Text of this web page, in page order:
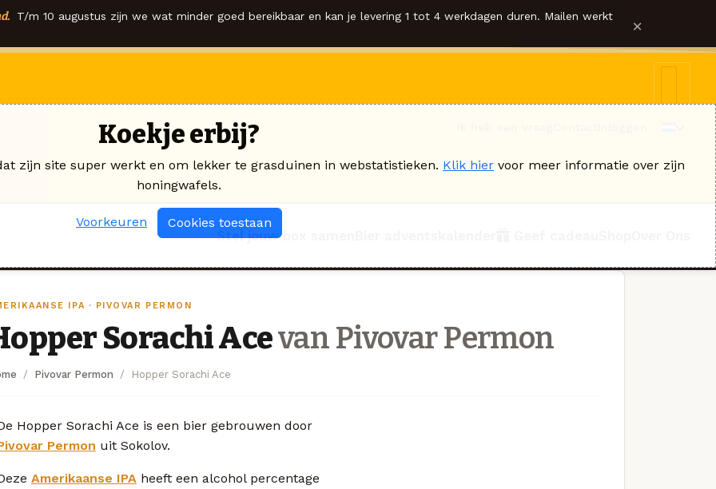
T/m 10 augustus zijn we wat minder goed bereikbaar en kan je levering 1 tot 4 werkdagen duren. Mailen werkt ×
Stel jouw box samen
IPA · PIVOVAR PERMON
Sorachi Acevan Pivovar Permon
Pivovar Permon Hopper Sorachi Ace
Hopper Sorachi Ace is een bier gebrouwen door
Permon uit Sokolov.
Amerikaanse IPA heeft een alcohol percentage
Koekje erbij?
zijn site super werkt en om lekker te grasduinen in webstatistieken. Klik hier voor meer informatie over zijn
honingwafels.
Voorkeuren Cookies toestaan